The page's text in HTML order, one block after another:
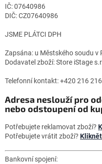
IČ:07640986
DIČ: CZ07640986
JSME PLÁTCI DPH
Zapsána: u Městského soudu v
Dodavatel zboží: Store iStage
Telefonní kontakt: +420 216
Adresa neslouží pro
nebo odstoupení od
Potřebujete reklamovat zboží?
Potřebujete vrátit zboží?
Bankovní spojení: